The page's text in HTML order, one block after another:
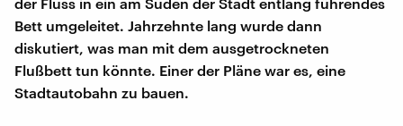
Bett umgeleitet. Jahrzehnte lang wurde dann
diskutiert, was man mit dem ausgetrockneten
Flußbett tun könnte. Einer der Pläne war es, eine
Stadtautobahn zu bauen.